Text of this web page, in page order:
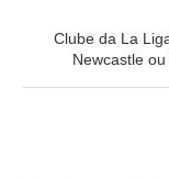
Clube da La
Newcastle